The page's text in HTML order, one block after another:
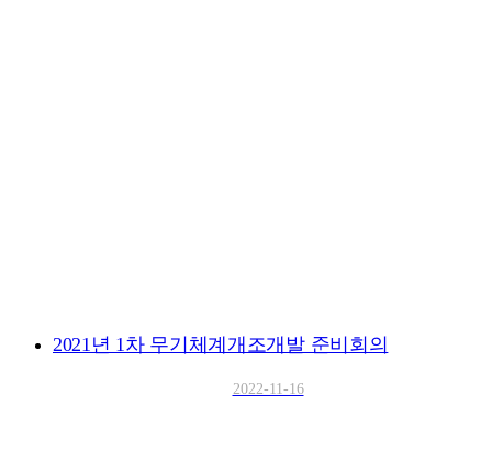
2021년 1차 무기체계개조개발 준비회의
2022-11-16